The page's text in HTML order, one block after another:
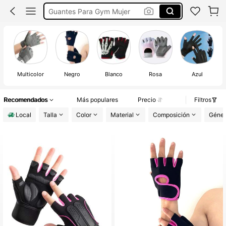
Guantes Para Trabajo
Guantes Para Gym
Multicolor Negro Blanco Rosa Azul
Recomendados Más populares Precio
Filtros
Local
Talla Color Material Composición